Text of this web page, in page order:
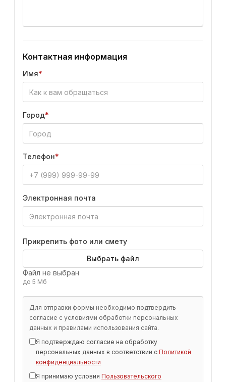
Контактная информация
Имя*
Город*
Телефон*
Электронная почта
Прикрепить фото или смету
Выбрать файл
Файл не выбран
до 5 Мб
Для отправки формы необходимо подтвердить
согласие с условиями обработки персональных
данных и правилами использования сайта.
Я подтверждаю согласие на обработку
персональных данных в соответствии с Политикой
конфиденциальности
Я принимаю условия Пользовательского